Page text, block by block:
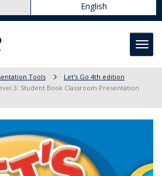
English
Tools
Let's Go 4th edition
3: Student Book Classroom Presentation